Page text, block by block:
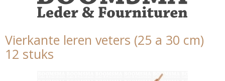
Vierkante leren veters (25 a 30 cm)
12 stuks